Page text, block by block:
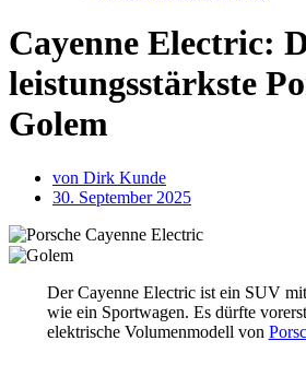
Cayenne Electric:
leistungsstärkste
Golem
von Dirk Kunde
30. September 2025
Der Cayenne Electric ist ein SUV
wie ein Sportwagen. Es dürfte
elektrische Volumenmodell von